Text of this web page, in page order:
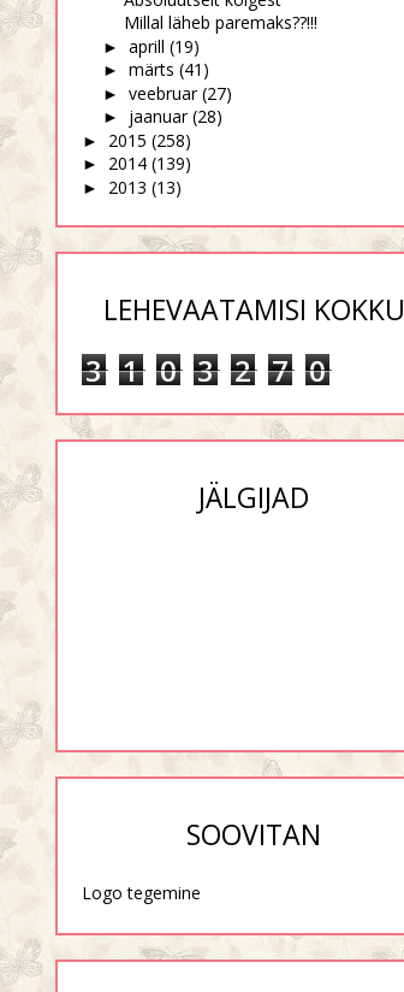
Millal läheb paremaks??!!!
► aprill (19)
► märts (41)
► veebruar (27)
► jaanuar (28)
► 2015 (258)
► 2014 (139)
► 2013 (13)
LEHEVAATAMISI KOKKU
3 1 0 3 2 7 0
JÄLGIJAD
SOOVITAN
Logo tegemine